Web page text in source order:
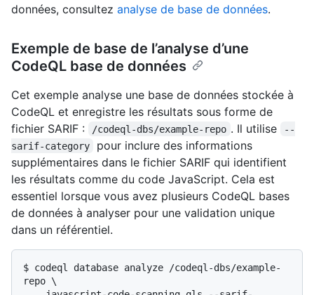
données, consultez analyse de base de données.
Exemple de base de l’analyse d’une
CodeQL base de données
Cet exemple analyse une base de données stockée à
CodeQL et enregistre les résultats sous forme de
fichier SARIF :
/codeql-dbs/example-repo . Il utilise
--
sarif-category
pour inclure des informations
supplémentaires dans le fichier SARIF qui identifient
les résultats comme du code JavaScript. Cela est
essentiel lorsque vous avez plusieurs CodeQL bases
de données à analyser pour une validation unique
dans un référentiel.
$ codeql database analyze /codeql-dbs/example-
repo \